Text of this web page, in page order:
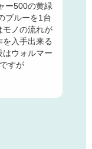
ー500の黄緑
ブルーを1台
ノの流れが
入手出来る
はウォルマー
すが